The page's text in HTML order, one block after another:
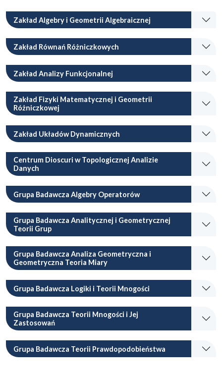
Zakład Algebry i Geometrii Algebraicznej
Zakład Równań Różniczkowych
Zakład Analizy Funkcjonalnej
Zakład Fizyki Matematycznej i Geometrii
Różniczkowej
Zakład Układów Dynamicznych
Centrum Dioscuri w Topologicznej Analizie
Danych
Grupa Badawcza Algebry Operatorów
Grupa Badawcza Analitycznej i Geometrycznej
Teorii Grup
Grupa Badawcza Analiza Geometryczna i
Geometryczna Teoria Miary
Grupa Badawcza Logiki i Teorii Mnogości
Grupa Badawcza Teorii Mnogości i Jej
Zastosowań
Grupa Badawcza Teorii Prawdopodobieństwa